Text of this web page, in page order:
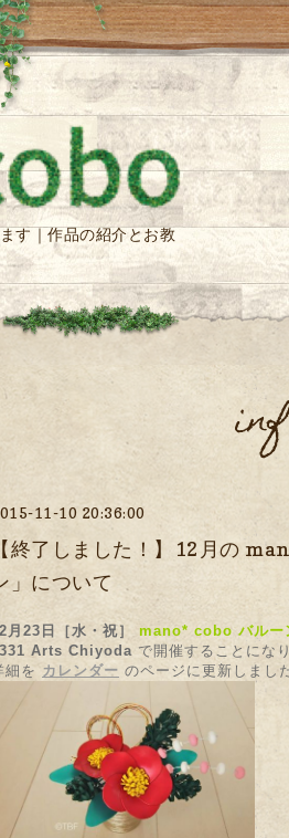
す｜作品の紹介とお教
11-10 20:36:00
【終了しました！】12月の
」について
月23日［水・祝］ mano* cobo バルー
Arts Chiyoda で開催することにな
細を カレンダー のページに更新しまし